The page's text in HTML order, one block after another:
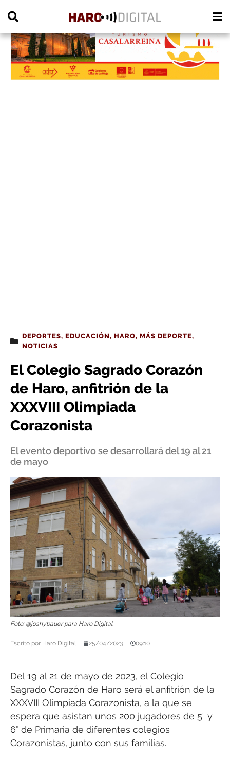
DEPORTES, EDUCACIÓN, HARO, MÁS DEPORTE,
NOTICIAS
El Colegio Sagrado Corazón
de Haro, anfitrión de la
XXXVIII Olimpiada
Corazonista
El evento deportivo se desarrollará del 19 al 21
de mayo
Foto: @joshybauer para Haro Digital.
Escrito por Haro Digital 25/04/2023 09:10
Del 19 al 21 de mayo de 2023, el Colegio
Sagrado Corazón de Haro será el anfitrión de la
XXXVIII Olimpiada Corazonista, a la que se
espera que asistan unos 200 jugadores de 5° y
6° de Primaria de diferentes colegios
Corazonistas, junto con sus familias.